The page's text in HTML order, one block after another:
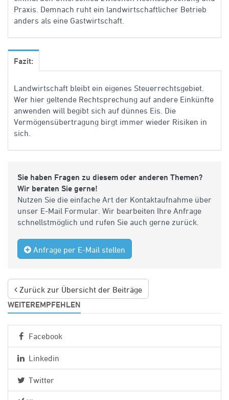
Praxis. Demnach ruht ein landwirtschaftlicher Betrieb
anders als eine Gastwirtschaft.
Fazit:
Landwirtschaft bleibt ein eigenes Steuerrechtsgebiet.
Wer hier geltende Rechtsprechung auf andere Einkünfte
anwenden will begibt sich auf dünnes Eis. Die
Vermögensübertragung birgt immer wieder Risiken in
sich.
Sie haben Fragen zu diesem oder anderen Themen?
Wir beraten Sie gerne!
Nutzen Sie die einfache Art der Kontaktaufnahme über
unser E-Mail Formular. Wir bearbeiten Ihre Anfrage
schnellstmöglich und rufen Sie auch gerne zurück.
Anfrage per E-Mail stellen
Zurück zur Übersicht der Beiträge
WEITEREMPFEHLEN
Facebook
Linkedin
Twitter